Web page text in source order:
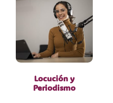
Locución y
Periodismo